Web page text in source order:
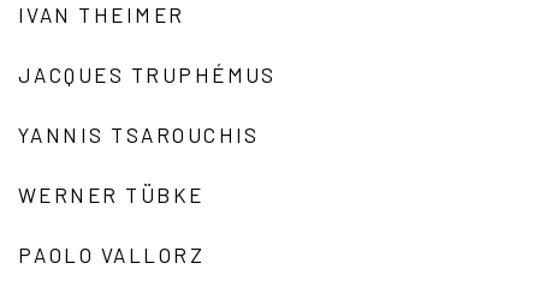
IVAN THEIMER
JACQUES TRUPHÉMUS
YANNIS TSAROUCHIS
WERNER TÜBKE
PAOLO VALLORZ